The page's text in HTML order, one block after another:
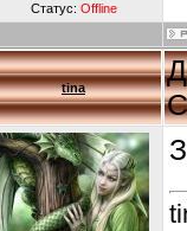
Статус: Offline
tina